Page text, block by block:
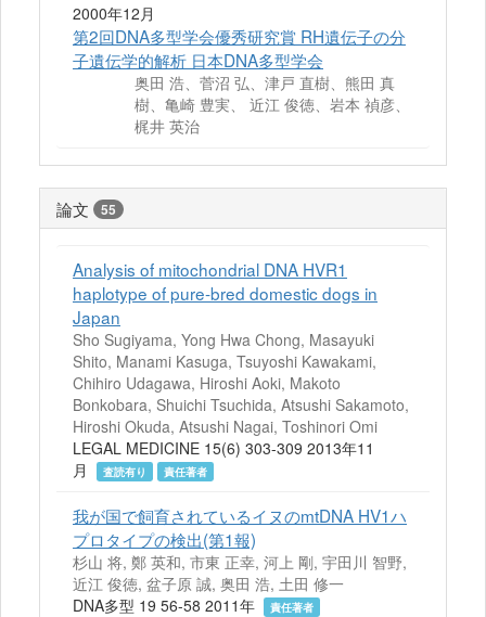
2000年12月
第2回DNA多型学会優秀研究賞 RH遺伝子の分
子遺伝学的解析 日本DNA多型学会
奥田 浩、菅沼 弘、津戸 直樹、熊田 真
樹、亀崎 豊実、 近江 俊徳、岩本 禎彦、
梶井 英治
論文 55
Analysis of mitochondrial DNA HVR1
haplotype of pure-bred domestic dogs in
Japan
Sho Sugiyama, Yong Hwa Chong, Masayuki
Shito, Manami Kasuga, Tsuyoshi Kawakami,
Chihiro Udagawa, Hiroshi Aoki, Makoto
Bonkobara, Shuichi Tsuchida, Atsushi Sakamoto,
Hiroshi Okuda, Atsushi Nagai, Toshinori Omi
LEGAL MEDICINE 15(6) 303-309 2013年11
月
査読有り 責任著者
我が国で飼育されているイヌのmtDNA HV1ハ
プロタイプの検出(第1報)
杉山 将, 鄭 英和, 市東 正幸, 河上 剛, 宇田川 智野,
近江 俊徳, 盆子原 誠, 奥田 浩, 土田 修一
DNA多型 19 56-58 2011年
責任著者